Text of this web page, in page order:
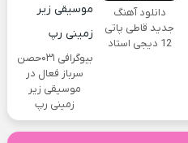
دانلود آهنگ
جدید قاطی پاتی
12 دیجی استاد
بیوگرافی ۰۳۱حصن
سرباز فعال در
موسیقی زیر
زمینی رپ